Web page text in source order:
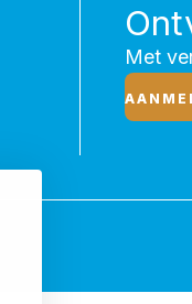
Met